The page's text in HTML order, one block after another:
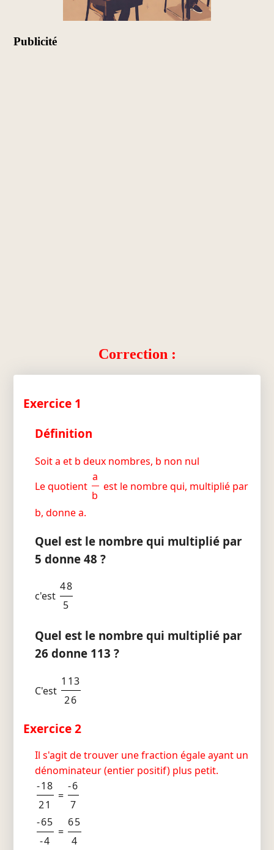
Publicité
Correction :
Exercice 1
Définition
Soit a et b deux nombres, b non nul
Le quotient
a
b
est le nombre qui, multiplié par
b, donne a.
Quel est le nombre qui multiplié par
5 donne 48 ?
c'est
48
5
Quel est le nombre qui multiplié par
26 donne 113 ?
C'est
113
26
Exercice 2
Il s'agit de trouver une fraction égale ayant un
dénominateur (entier positif) plus petit.
-18
21
=
-6
7
-65
-4
=
65
4